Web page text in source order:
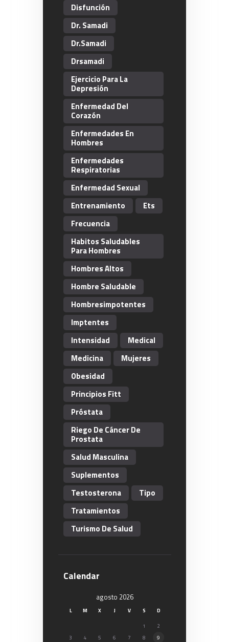
Disfunción
Dr. Samadi
Dr.Samadi
Drsamadi
Ejercicio Para La
Depresión
Enfermedad Del
Corazón
Enfermedades En
Hombres
Enfermedades
Respiratorias
Enfermedad Sexual
Entrenamiento
Ets
Frecuencia
Habitos Saludables
Para Hombres
Hombres Altos
Hombre Saludable
Hombresimpotentes
Imptentes
Intensidad
Medical
Medicina
Mujeres
Obesidad
Principios Fitt
Próstata
Riego De Cáncer De
Prostata
Salud Masculina
Suplementos
Testosterona
Tipo
Tratamientos
Turismo De Salud
Calendar
agosto 2026
L M X J V S
D
1
2
3
4 5 6 7 8
9